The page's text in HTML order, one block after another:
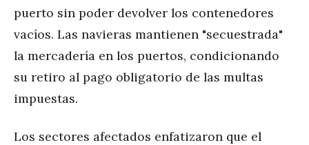
puerto sin poder devolver los contenedores
vacíos. Las navieras mantienen "secuestrada"
la mercadería en los puertos, condicionando
su retiro al pago obligatorio de las multas
impuestas.
Los sectores afectados enfatizaron que el